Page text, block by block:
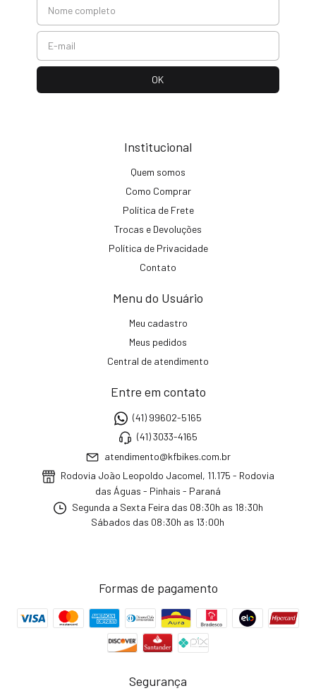
Institucional
Quem somos
Como Comprar
Política de Frete
Trocas e Devoluções
Política de Privacidade
Contato
Menu do Usuário
Meu cadastro
Meus pedidos
Central de atendimento
Entre em contato
(41) 99602-5165
(41) 3033-4165
atendimento@kfbikes.com.br
Rodovia João Leopoldo Jacomel, 11.175 - Rodovia
das Águas - Pinhais - Paraná
Segunda a Sexta Feira das 08:30h as 18:30h
Sábados das 08:30h as 13:00h
Formas de pagamento
Segurança